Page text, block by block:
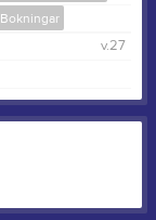
Bokningar
v.27